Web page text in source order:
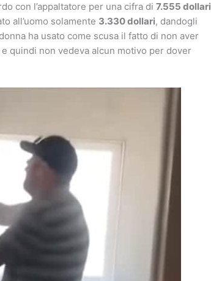
con l’appaltatore per una cifra di 7.555 dollari
all’uomo solamente 3.330 dollari, dandogli
ha usato come scusa il fatto di non aver
quindi non vedeva alcun motivo per dover